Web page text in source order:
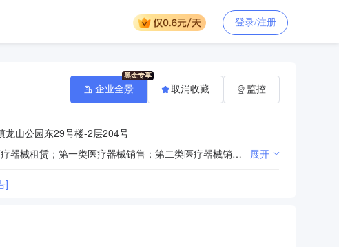
登录/注册
龙山公园东29号楼-2层204号
一般项目：第一类医疗器械生产；橡胶制品制造；橡胶制品销售；第二类医疗器械租赁；第一类医疗器械租赁；第一类医疗器械销售；第二类医疗器械销售；卫生用品和一次性使用医疗用品销售；技术服务、技术开发、技术咨询、技术交流、技术转让、技术推广；专用设备修理；计算机及办公设备维修；通用设备修理；电气设备修理；计算机软硬件及辅助设备零售；软件销售；互联网设备销售；办公设备销售；办公用品销售；办公设备耗材销售；办公设备租赁服务（除许可业务外，可自主依法经营法律法规非禁止或限制的项目）许可项目：第三类医疗器械租赁；第三类医疗器械经营；药用辅料销售（依法须经批准的项目，经相关部门批准后方可开展经营活动，具体经营项目以相关部门批准文件或许可证件为准） 展开
]
企业全景 取消收藏 监控